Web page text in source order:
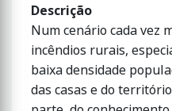
Descrição
Num cenário cada vez
incêndios rurais,
baixa densidade
das casas e do